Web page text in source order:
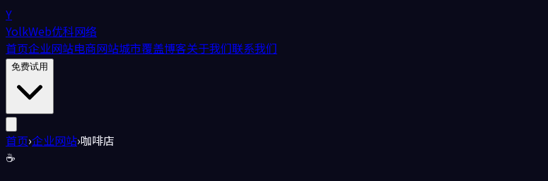
Y
YolkWeb优科网络
首页企业网站电商网站城市覆盖博客关于我们联系我们
免费试用
首页›企业网站›咖啡店
☕